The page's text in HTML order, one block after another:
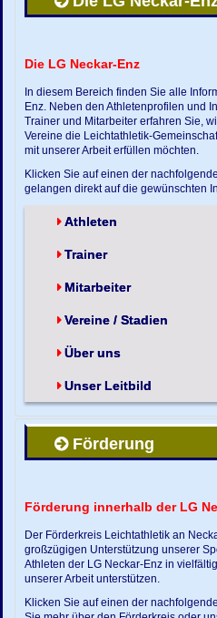
Die LG Neckar-Enz
In diesem Bereich finden Sie alle
Enz. Neben den Athletenprofilen und
Trainer und Mitarbeiter erfahren Sie,
Vereine die Leichtathletik-
mit unserer Arbeit erfüllen möchten.
Klicken Sie auf einen der
gelangen direkt auf die gewünschten
Athleten
Trainer
Mitarbeiter
Vereine / Stadien
Über uns
Unser Leitbild
Förderung
Förderung innerhalb der LG
Der Förderkreis Leichtathletik an
großzügigen Unterstützung unserer
Athleten der LG Neckar-Enz in
unserer Arbeit unterstützen.
Klicken Sie auf einen der